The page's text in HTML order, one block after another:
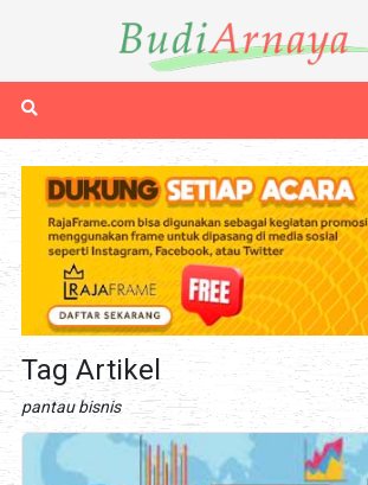
Tag Artikel
pantau bisnis